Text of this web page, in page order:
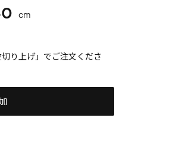
cm
り上げ」でご注文くださ